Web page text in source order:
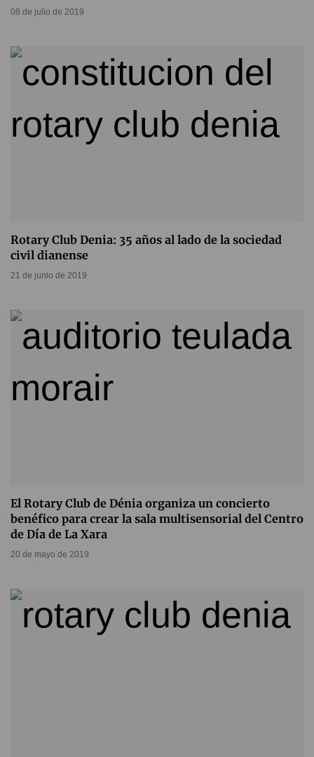
08 de julio de 2019
Rotary Club Denia: 35 años al lado de la sociedad
civil dianense
21 de junio de 2019
El Rotary Club de Dénia organiza un concierto
benéfico para crear la sala multisensorial del Centro
de Día de La Xara
20 de mayo de 2019